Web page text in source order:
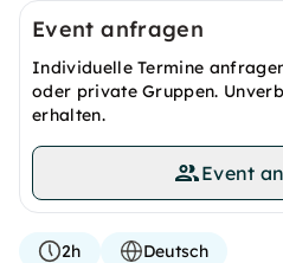
Event anfragen
Individuelle Termine
oder private Gruppen.
erhalten.
Event
2h
Deutsch